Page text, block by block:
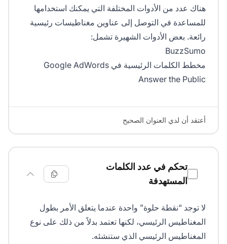
هناك عدد من الأدوات المختلفة التي يمكنك استخدامها
للمساعدة في التوصل إلى عناوين مغناطيسات رئيسية
رائعة. بعض الأدوات الشهيرة تشمل:
BuzzSumo
مخطط الكلمات الرئيسية في Google AdWords
Answer the Public
أعتقد أن لدي العنوان الصحيح
تحكم في عدد الكلمات
المستهدفة
لا توجد “نقطة حلوة” واحدة عندما يتعلق الأمر بطول
المغناطيس الرئيسي، لكنها تعتمد بدلاً من ذلك على نوع
المغناطيس الرئيسي الذي ستنشئه.